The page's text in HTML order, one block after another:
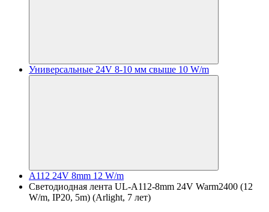
Универсальные 24V 8-10 мм свыше 10 W/m
A112 24V 8mm 12 W/m
Светодиодная лента UL-A112-8mm 24V Warm2400 (12
W/m, IP20, 5m) (Arlight, 7 лет)